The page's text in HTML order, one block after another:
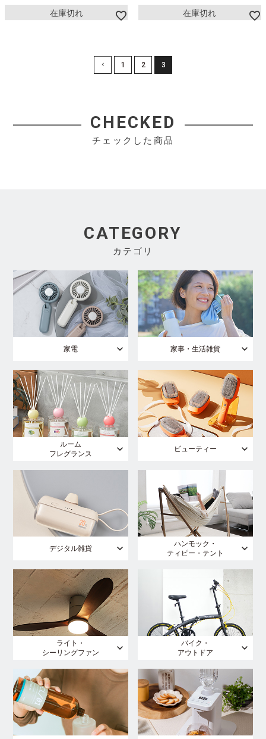
在庫切れ 在庫切れ
1 2 3
CHECKED
チェックした商品
CATEGORY
カテゴリ
家電 家事・生活雑貨
ルーム
フレグランス
ビューティー
デジタル雑貨
ハンモック・
ティピー・テント
ライト・
シーリングファン
バイク・
アウトドア